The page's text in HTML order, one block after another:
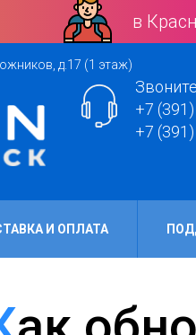
в
д.17 (1 этаж)
+7
+7
И ОПЛАТА